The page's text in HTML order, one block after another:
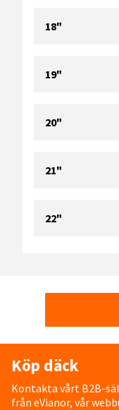
18"
19"
20"
21"
22"
Köp däck
Kontakta vårt B2B-
från eVianor, vår